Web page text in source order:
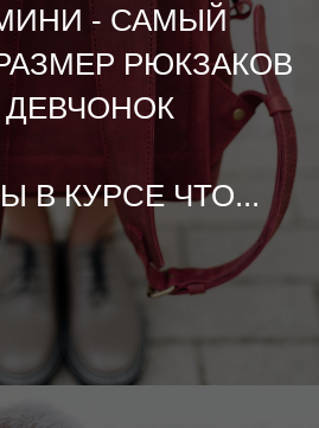
- САМЫЙ
РЮКЗАКОВ
В КУРСЕ ЧТО...